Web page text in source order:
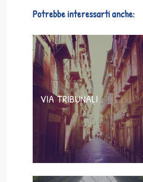
Potrebbe interessarti anche:
VIA TRIBUNALI